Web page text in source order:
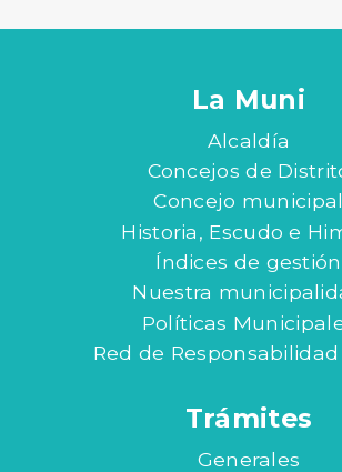
La Muni
Alcaldía
Concejos de
Concejo municipal
Historia, Escudo e
Índices de gestión
Nuestra
Políticas
Red de Responsabilidad
Trámites
Generales